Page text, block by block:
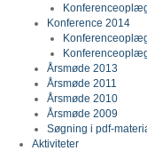
Konference 2014
Årsmøde 2013
Årsmøde 2011
Årsmøde 2010
Årsmøde 2009
Søgning i pdf-
Aktiviteter